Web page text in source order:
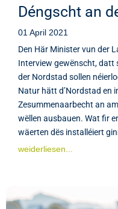
Déngscht an
01 April 2021
Den Här Minister vun der
Interview gewënscht, datt
der Nordstad sollen
Natur hätt d’Nordstad en
Zesummenaarbecht an
wëllen ausbauen. Wat fir
wäerten dës installéiert
weiderliesen...